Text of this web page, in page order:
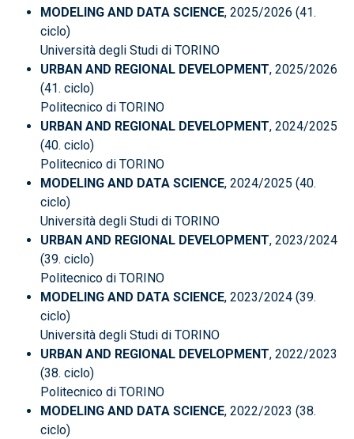
MODELING AND DATA SCIENCE, 2025/2026 (41.
ciclo)
Università degli Studi di TORINO
URBAN AND REGIONAL DEVELOPMENT, 2025/2026
(41. ciclo)
Politecnico di TORINO
URBAN AND REGIONAL DEVELOPMENT, 2024/2025
(40. ciclo)
Politecnico di TORINO
MODELING AND DATA SCIENCE, 2024/2025 (40.
ciclo)
Università degli Studi di TORINO
URBAN AND REGIONAL DEVELOPMENT, 2023/2024
(39. ciclo)
Politecnico di TORINO
MODELING AND DATA SCIENCE, 2023/2024 (39.
ciclo)
Università degli Studi di TORINO
URBAN AND REGIONAL DEVELOPMENT, 2022/2023
(38. ciclo)
Politecnico di TORINO
MODELING AND DATA SCIENCE, 2022/2023 (38.
ciclo)